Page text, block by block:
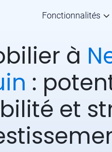
Fonctionnalités
à
:
et